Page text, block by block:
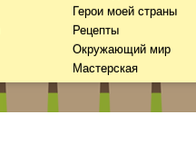
Герои моей страны
Рецепты
Окружающий мир
Мастерская